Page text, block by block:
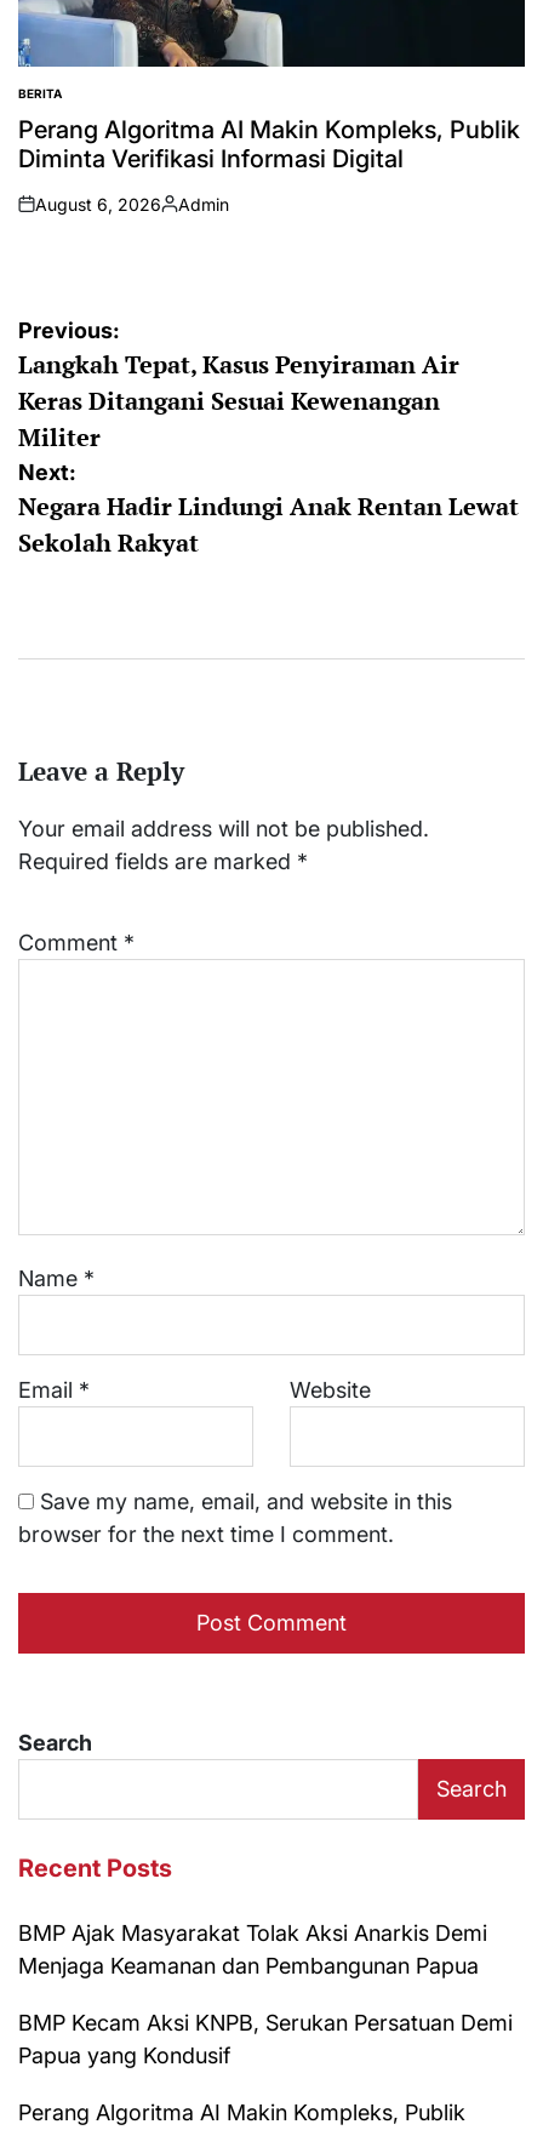
POSTED
IN
BERITA
Perang Algoritma AI Makin Kompleks, Publik
Diminta Verifikasi Informasi Digital
on
August 6, 2026
Posted
Admin
Post
navigation
Previous:
Langkah Tepat, Kasus Penyiraman Air
Keras Ditangani Sesuai Kewenangan
Militer
Next:
Negara Hadir Lindungi Anak Rentan Lewat
Sekolah Rakyat
Leave a Reply
Your email address will not be published.
Required fields are marked *
Comment *
Name *
Email * Website
Save my name, email, and website in this
browser for the next time I comment.
Search
Search
Recent Posts
BMP Ajak Masyarakat Tolak Aksi Anarkis Demi
Menjaga Keamanan dan Pembangunan Papua
BMP Kecam Aksi KNPB, Serukan Persatuan Demi
Papua yang Kondusif
Perang Algoritma AI Makin Kompleks, Publik